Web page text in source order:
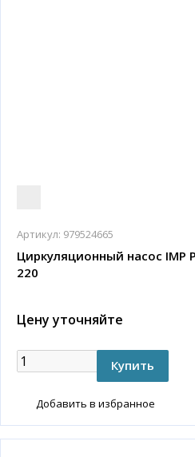
Артикул: 979524665
Циркуляционный насос IMP
220
Цену уточняйте
Добавить в избранное